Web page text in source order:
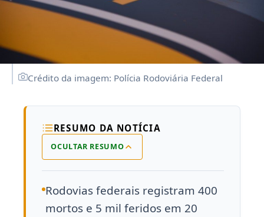
Crédito da imagem: Polícia Rodoviária Federal
RESUMO DA NOTÍCIA
OCULTAR RESUMO
Rodovias federais registram 400
mortos e 5 mil feridos em 20